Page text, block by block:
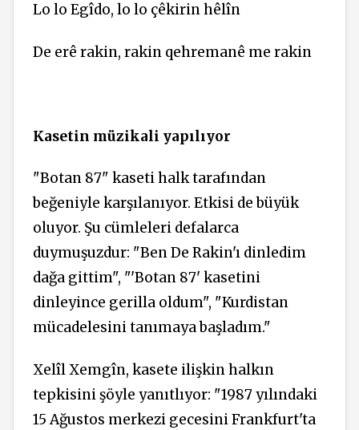
Lo lo Egîdo, lo lo çêkirin hêlîn
De erê rakin, rakin qehremanê me rakin
Kasetin müzikali yapılıyor
"Botan 87" kaseti halk tarafından
beğeniyle karşılanıyor. Etkisi de büyük
oluyor. Şu cümleleri defalarca
duymuşuzdur: "Ben De Rakin'ı dinledim
dağa gittim", "'Botan 87' kasetini
dinleyince gerilla oldum", "Kurdistan
mücadelesini tanımaya başladım."
Xelîl Xemgîn, kasete ilişkin halkın
tepkisini şöyle yanıtlıyor: "1987 yılındaki
15 Ağustos merkezi gecesini Frankfurt'ta